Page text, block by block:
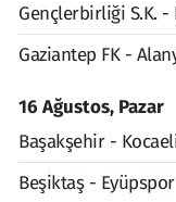
Gençlerbirliği S.K. -
Gaziantep FK -
16 Ağustos, Pazar
Başakşehir -
Beşiktaş - Eyüpspor